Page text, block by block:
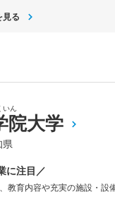
見る
いん
院大学
に注目／
教育内容や充実の施設・設